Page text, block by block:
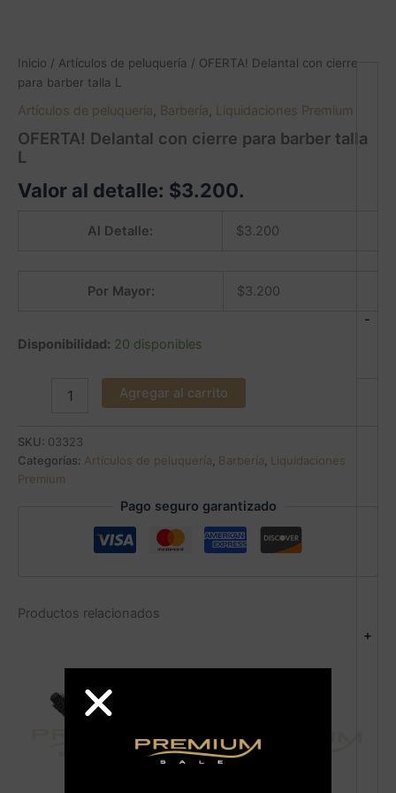
Inicio / Artículos de peluquería / OFERTA! Delantal con cierre
para barber talla L
Artículos de peluquería, Barbería, Liquidaciones Premium
OFERTA! Delantal con cierre para barber talla
L
Valor al detalle: $3.200.
Al Detalle: $3.200
Por Mayor: $3.200
Disponibilidad: 20 disponibles
-
+
Agregar al carrito
SKU: 03323
Categorías: Artículos de peluquería Barbería Liquidaciones
Premium
Pago seguro garantizado
Productos relacionados